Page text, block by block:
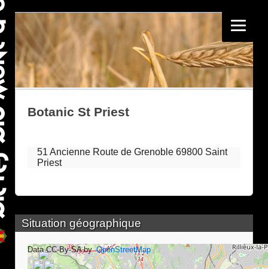
Botanic St Priest
51 Ancienne Route de Grenoble 69800 Saint
Priest
Situation géographique
Data CC-By-SA by OpenStreetMap